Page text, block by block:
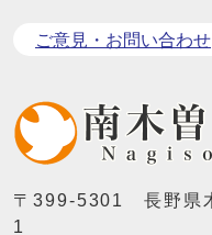
ご意見・お問い合わせ
〒399-5301 長野県
1